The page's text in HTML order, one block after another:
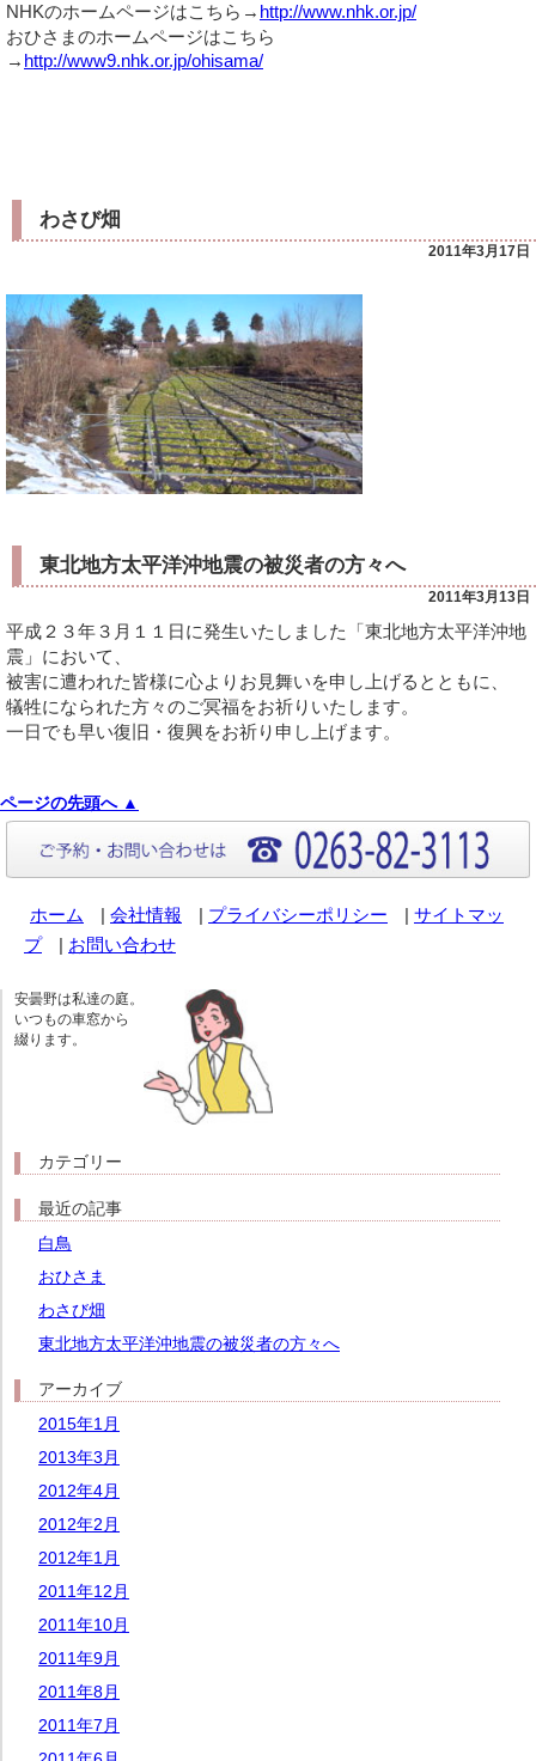
NHKのホームページはこちら→ http://www.nhk.or.jp/
おひさまのホームページはこちら
→ http://www9.nhk.or.jp/ohisama/
わさび畑
2011年3月17日
東北地方太平洋沖地震の被災者の方々へ
2011年3月13日
平成２３年３月１１日に発生いたしました「東北地方太平洋沖地
震」において、
被害に遭われた皆様に心よりお見舞いを申し上げるとともに、
犠牲になられた方々のご冥福をお祈りいたします。
一日でも早い復旧・復興をお祈り申し上げます。
ページの先頭へ ▲
ホーム | 会社情報 | プライバシーポリシー | サイトマッ
プ
| お問い合わせ
安曇野は私達の庭。
いつもの車窓から
綴ります。
カテゴリー
最近の記事
白鳥
おひさま
わさび畑
東北地方太平洋沖地震の被災者の方々へ
アーカイブ
2015年1月
2013年3月
2012年4月
2012年2月
2012年1月
2011年12月
2011年10月
2011年9月
2011年8月
2011年7月